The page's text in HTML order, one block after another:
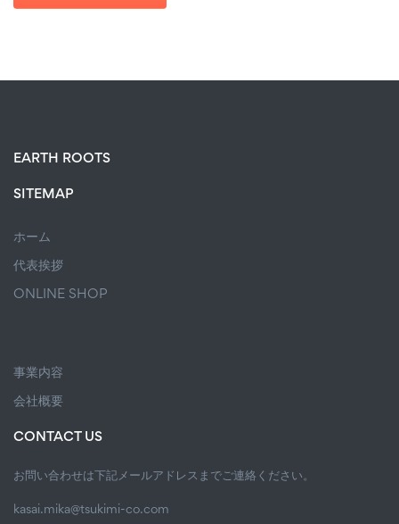
EARTH ROOTS
SITEMAP
ホーム
代表挨拶
ONLINE SHOP
事業内容
会社概要
CONTACT US
お問い合わせは下記メールアドレスまでご連絡ください。
kasai.mika@tsukimi-co.com